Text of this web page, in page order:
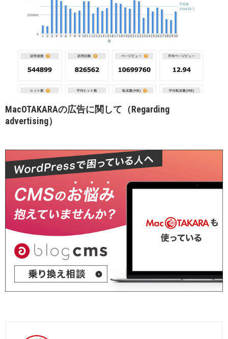
MacOTAKARAの広告に関して（Regarding
advertising）